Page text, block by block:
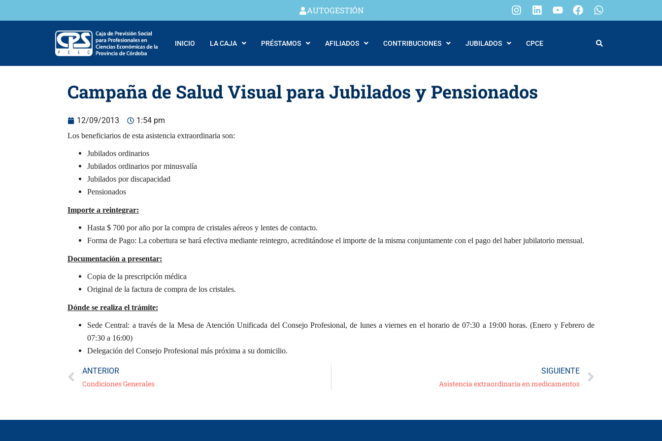
AUTOGESTIÓN
INICIO LA CAJA PRÉSTAMOS AFILIADOS CONTRIBUCIONES JUBILADOS CPCE
Campaña de Salud Visual para Jubilados y Pensionados
12/09/2013 1:54 pm
Los beneficiarios de esta asistencia extraordinaria son:
Jubilados ordinarios
Jubilados ordinarios por minusvalía
Jubilados por discapacidad
Pensionados
Importe a reintegrar:
Hasta $ 700 por año por la compra de cristales aéreos y lentes de contacto.
Forma de Pago: La cobertura se hará efectiva mediante reintegro, acreditándose el importe de la misma conjuntamente con el pago del haber jubilatorio mensual.
Documentación a presentar:
Copia de la prescripción médica
Original de la factura de compra de los cristales.
Dónde se realiza el trámite:
Sede Central: a través de la Mesa de Atención Unificada del Consejo Profesional, de lunes a viernes en el horario de 07:30 a 19:00 horas. (Enero y Febrero de
07:30 a 16:00)
Delegación del Consejo Profesional más próxima a su domicilio.
ANTERIOR
Condiciones Generales
SIGUIENTE
Asistencia extraordinaria en medicamentos